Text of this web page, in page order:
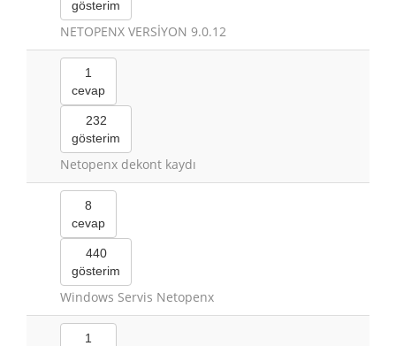
gösterim
NETOPENX VERSİYON 9.0.12
1
cevap
232
gösterim
Netopenx dekont kaydı
8
cevap
440
gösterim
Windows Servis Netopenx
1